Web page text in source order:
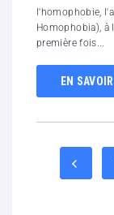
l'homophobie,
Homophobia), à
première fois...
EN